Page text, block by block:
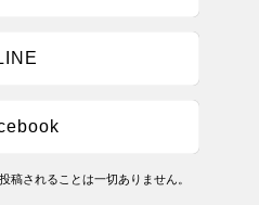
されることは一切ありません。